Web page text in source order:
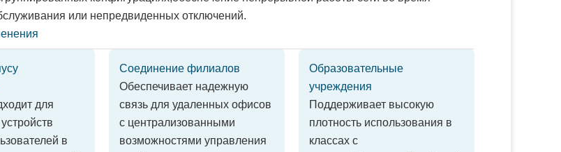
или непредвиденных отключений.
для
в
Соединение филиалов
Обеспечивает надежную
связь для удаленных офисов
с централизованными
возможностями управления
Образовательные
учреждения
Поддерживает высокую
плотность использования в
классах с